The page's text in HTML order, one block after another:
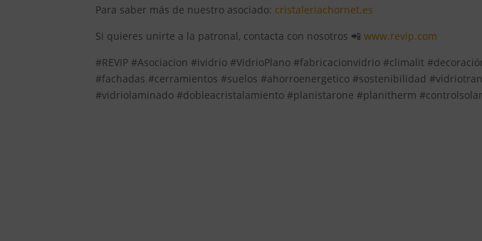
Para saber más de nuestro asociado: cristaleriachornet.es
Si quieres unirte a la patronal, contacta con nosotros 📲www.revip.com
#REVIP #Asociacion #ividrio #VidrioPlano #fabricacionvidrio #climalit
#fachadas #cerramientos #suelos #ahorroenergetico #sostenibilidad
#vidriolaminado #dobleacristalamiento #planistarone #planitherm